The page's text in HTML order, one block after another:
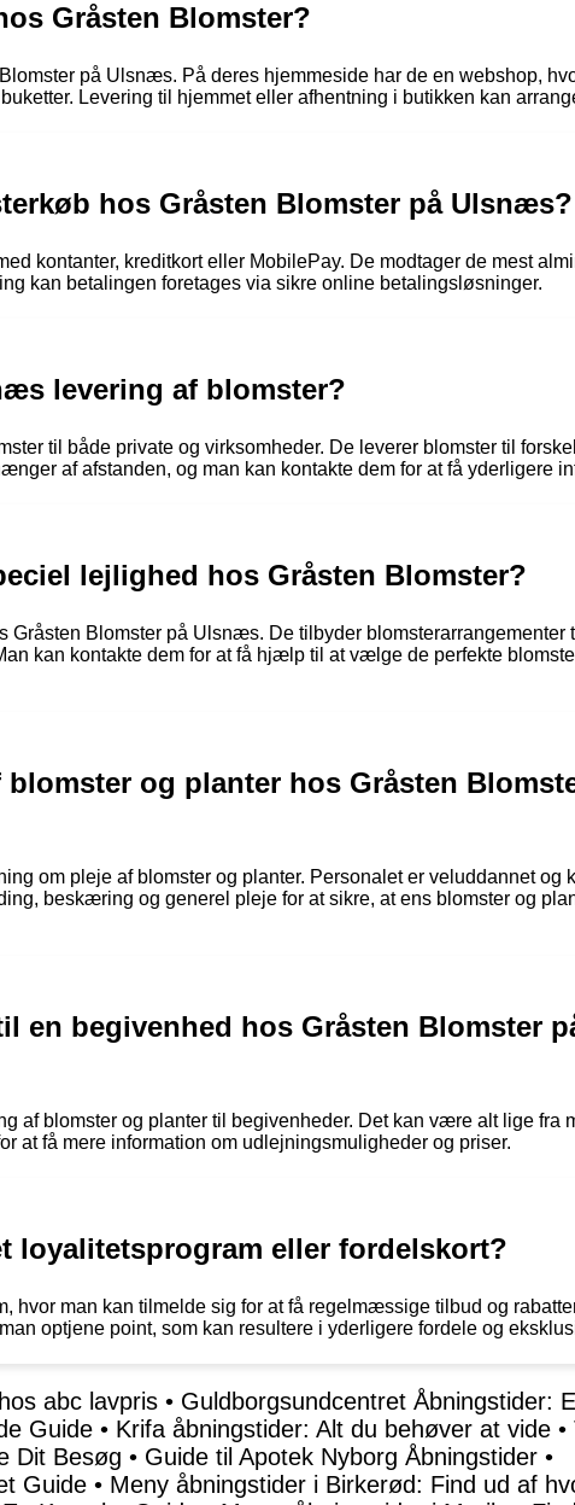
Gråsten Blomster?
på Ulsnæs. På deres hjemmeside har de en webshop,
Levering til hjemmet eller afhentning i butikken kan
hos Gråsten Blomster på Ulsnæs?
kontanter, kreditkort eller MobilePay. De modtager de mest
kan betalingen foretages via sikre online betalingsløsninger.
levering af blomster?
til både private og virksomheder. De leverer blomster til
af afstanden, og man kan kontakte dem for at få yderligere
lejlighed hos Gråsten Blomster?
Blomster på Ulsnæs. De tilbyder blomsterarrangementer
kan kontakte dem for at få hjælp til at vælge de perfekte
og planter hos Gråsten
om pleje af blomster og planter. Personalet er veluddannet og
beskæring og generel pleje for at sikre, at ens blomster og
en begivenhed hos Gråsten Blomster
af blomster og planter til begivenheder. Det kan være alt lige fra
at få mere information om udlejningsmuligheder og priser.
loyalitetsprogram eller fordelskort?
hvor man kan tilmelde sig for at få regelmæssige tilbud og
optjene point, som kan resultere i yderligere fordele og
abc lavpris • Guldborgsundcentret Åbningstider:
Guide • Krifa åbningstider: Alt du behøver at vide •
Dit Besøg • Guide til Apotek Nyborg Åbningstider •
Guide • Meny åbningstider i Birkerød: Find ud af